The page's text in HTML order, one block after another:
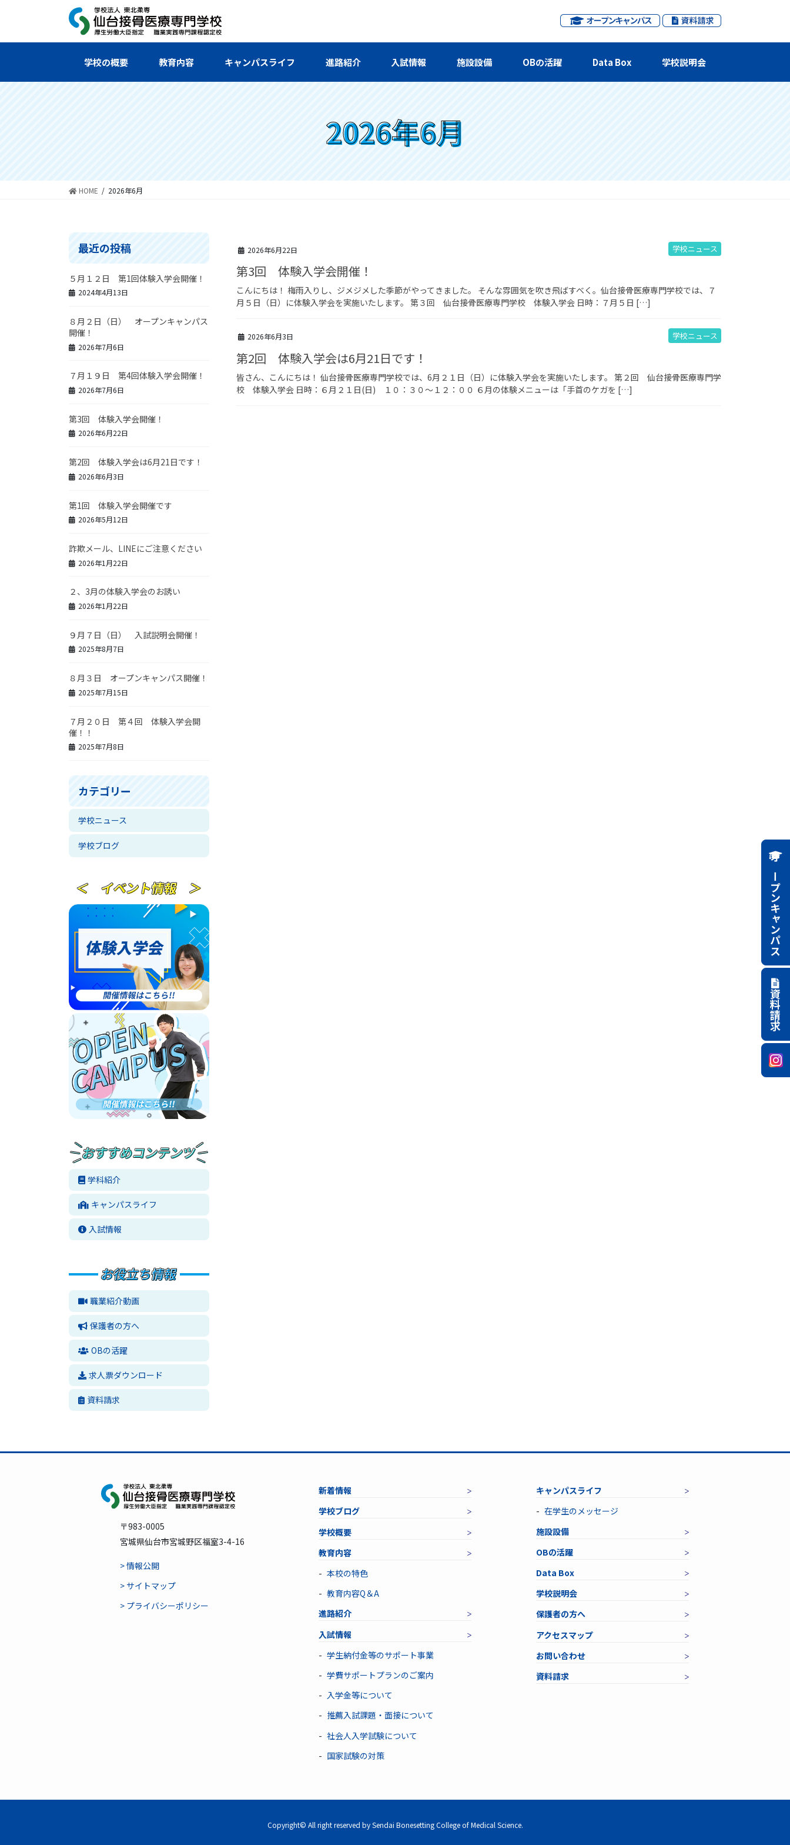
学校の概要 教育内容 キャンパスライフ 進路紹介 入試情報 施設設備 OBの活躍 Data Box 学校説明会
2026年6月
HOME 2026年6月
2026年6月22日 学校ニュース
第3回 体験入学会開催！
こんにちは！ 梅雨入りし、ジメジメした季節がやってきました。 そんな雰囲気を吹き飛ばすべく。仙台接骨医療専門学校では、７
月５日（日）に体験入学会を実施いたします。 第３回 仙台接骨医療専門学校 体験入学会 日時：７月５日 […]
2026年6月3日 学校ニュース
第2回 体験入学会は6月21日です！
皆さん、こんにちは！ 仙台接骨医療専門学校では、6月２１日（日）に体験入学会を実施いたします。 第２回 仙台接骨医療専門学
校 体験入学会 日時：６月２１日(日) １０：３０～１２：００ ６月の体験メニューは「手首のケガを […]
最近の投稿
５月１２日 第1回体験入学会開催！
2024年4月13日
８月２日（日） オープンキャンパス
開催！
2026年7月6日
７月１９日 第4回体験入学会開催！
2026年7月6日
第3回 体験入学会開催！
2026年6月22日
第2回 体験入学会は6月21日です！
2026年6月3日
第1回 体験入学会開催です
2026年5月12日
詐欺メール、LINEにご注意ください
2026年1月22日
２、3月の体験入学会のお誘い
2026年1月22日
９月７日（日） 入試説明会開催！
2025年8月7日
８月３日 オープンキャンパス開催！
2025年7月15日
７月２０日 第４回 体験入学会開
催！！
2025年7月8日
カテゴリー
学校ニュース
学校ブログ
学科紹介
キャンパスライフ
入試情報
職業紹介動画
保護者の方へ
OBの活躍
求人票ダウンロード
資料請求
〒983-0005
宮城県仙台市宮城野区福室3-4-16
> 情報公開
> サイトマップ
> プライバシーポリシー
新着情報
学校ブログ
学校概要
教育内容
本校の特色
教育内容Q＆A
進路紹介
入試情報
学生納付金等のサポート事業
学費サポートプランのご案内
入学金等について
推薦入試課題・面接について
社会人入学試験について
国家試験の対策
キャンパスライフ
在学生のメッセージ
施設設備
OBの活躍
Data Box
学校説明会
保護者の方へ
アクセスマップ
お問い合わせ
資料請求
Copyright© All right reserved by Sendai Bonesetting College of Medical Science.
オープンキャンパス
資料請求